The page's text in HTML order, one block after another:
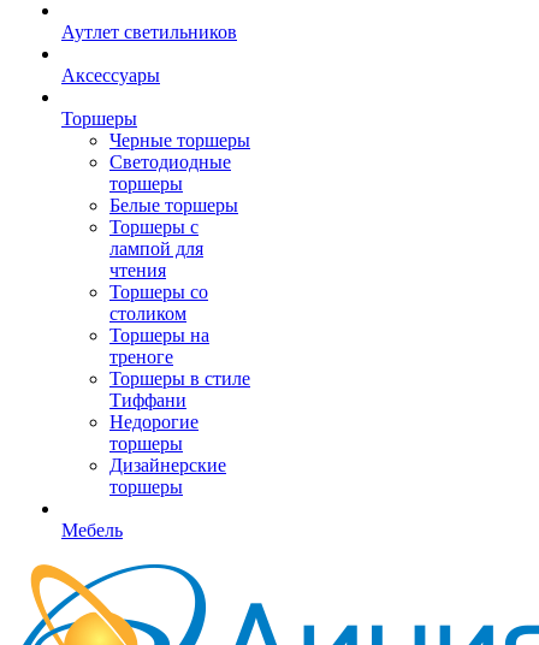
Аутлет светильников
Аксессуары
Торшеры
Черные торшеры
Светодиодные
торшеры
Белые торшеры
Торшеры с
лампой для
чтения
Торшеры со
столиком
Торшеры на
треноге
Торшеры в стиле
Тиффани
Недорогие
торшеры
Дизайнерские
торшеры
Мебель